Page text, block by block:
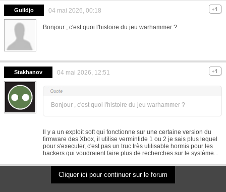
Guildjo 04 mai 2026, 00:18
Bonjour , c'est quoi l'histoire du jeu warhammer ?
Stakhanov 04 mai 2026, 12:51
Bonjour , c'est quoi l'histoire du jeu warhammer ?
Il y a un exploit soft qui fonctionne sur une certaine version du
firmware des Xbox, il utilise vermintide 1 ou 2 je sais plus lequel
pour s'executer, c'est pas un truc très utilisable hormis pour les
hackers qui voudraient faire plus de recherches sur le système...
Cliquer ici pour continuer sur le forum